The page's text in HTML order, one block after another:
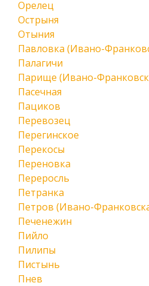
Орелец
Острыня
Отыния
Павловка (Ивано-
Палагичи
Парище (Ивано-
Пасечная
Пациков
Перевозец
Перегинское
Перекосы
Переновка
Переросль
Петранка
Петров (Ивано-
Печенежин
Пийло
Пилипы
Пистынь
Пнев